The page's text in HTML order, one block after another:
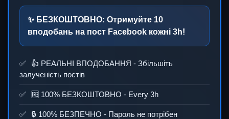
✨ БЕЗКОШТОВНО: Отримуйте 10
вподобань на пост Facebook кожні 3h!
👍 РЕАЛЬНІ ВПОДОБАННЯ - Збільшіть
залученість постів
🆓 100% БЕЗКОШТОВНО - Every 3h
🔒 100% БЕЗПЕЧНО - Пароль не потрібен